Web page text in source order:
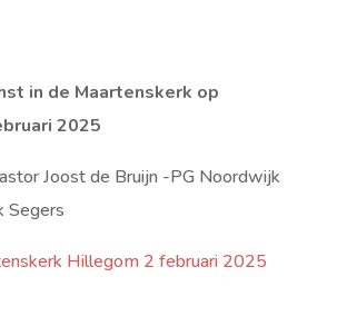
in de Maartenskerk op
2025
Joost de Bruijn -PG Noordwijk
Segers
Hillegom 2 februari 2025